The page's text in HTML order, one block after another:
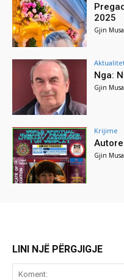
2025
Gjin Musa
Nga:
Gjin Musa
Krijime
Gjin Musa
LINI NJË PËRGJIGJE